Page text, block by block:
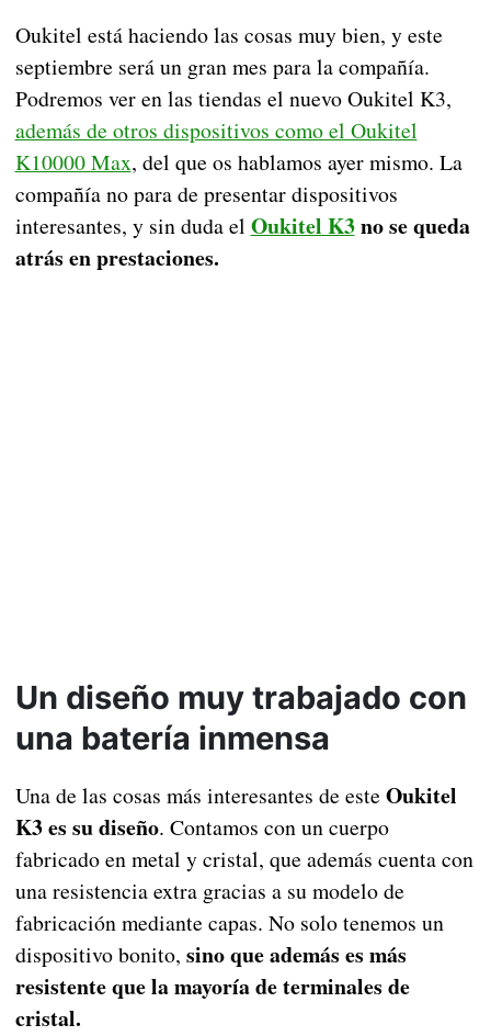
Oukitel está haciendo las cosas muy bien, y este
septiembre será un gran mes para la compañía.
Podremos ver en las tiendas el nuevo Oukitel K3,
además de otros dispositivos como el Oukitel
K10000 Max, del que os hablamos ayer mismo. La
compañía no para de presentar dispositivos
interesantes, y sin duda el Oukitel K3no se queda
atrás en prestaciones.
Un diseño muy trabajado con
una batería inmensa
Una de las cosas más interesantes de este Oukitel
K3 es su diseño. Contamos con un cuerpo
fabricado en metal y cristal, que además cuenta con
una resistencia extra gracias a su modelo de
fabricación mediante capas. No solo tenemos un
dispositivo bonito, sino que además es más
resistente que la mayoría de terminales de
cristal.